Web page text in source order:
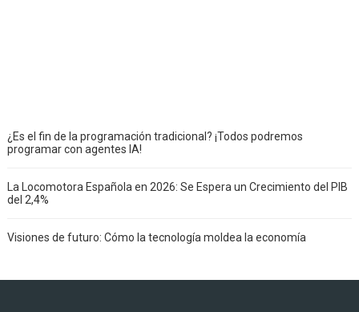
¿Es el fin de la programación tradicional? ¡Todos podremos
programar con agentes IA!
La Locomotora Española en 2026: Se Espera un Crecimiento del PIB
del 2,4%
Visiones de futuro: Cómo la tecnología moldea la economía